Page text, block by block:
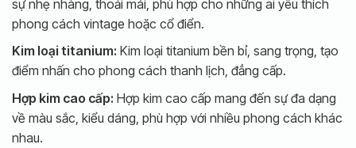
sự nhẹ nhàng, thoải mái, phù hợp cho những ai yêu thích
phong cách vintage hoặc cổ điển.
Kim loại titanium: Kim loại titanium bền bỉ, sang trọng, tạo
điểm nhấn cho phong cách thanh lịch, đẳng cấp.
Hợp kim cao cấp: Hợp kim cao cấp mang đến sự đa dạng
về màu sắc, kiểu dáng, phù hợp với nhiều phong cách khác
nhau.